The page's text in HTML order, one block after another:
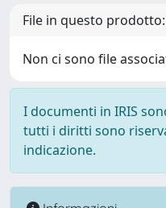
File in questo prodotto:
Non ci sono file
I documenti in IRIS
tutti i diritti sono
indicazione.